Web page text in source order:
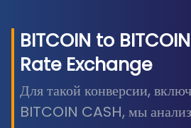
BITCOIN to
Rate Exchange
Для такой конверсии,
BITCOIN CASH, мы